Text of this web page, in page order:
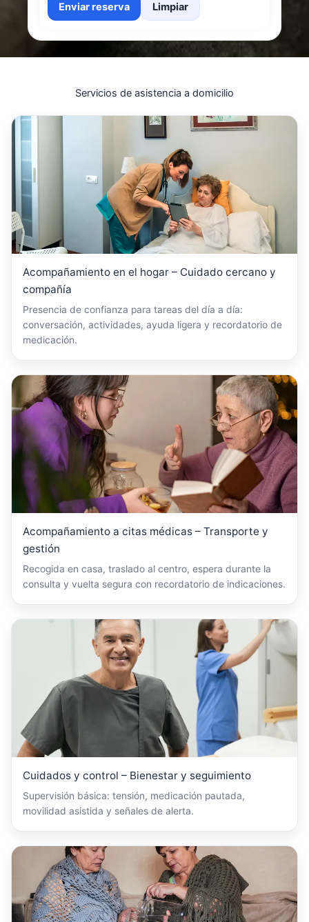
Enviar reserva Limpiar
Servicios de asistencia a domicilio
Acompañamiento en el hogar – Cuidado cercano y
compañía
Presencia de confianza para tareas del día a día:
conversación, actividades, ayuda ligera y recordatorio de
medicación.
Acompañamiento a citas médicas – Transporte y
gestión
Recogida en casa, traslado al centro, espera durante la
consulta y vuelta segura con recordatorio de indicaciones.
Cuidados y control – Bienestar y seguimiento
Supervisión básica: tensión, medicación pautada,
movilidad asistida y señales de alerta.